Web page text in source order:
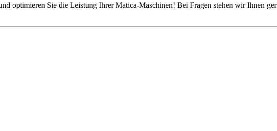
optimieren Sie die Leistung Ihrer Matica-Maschinen! Bei Fragen stehen wir Ihnen